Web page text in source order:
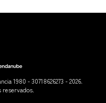
1980 - 30718626273 - 2026.
reservados.